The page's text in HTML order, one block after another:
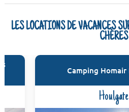
LES LOCATIONS DE VACANCES
CHÈRES
Camping Homair
Houlgate